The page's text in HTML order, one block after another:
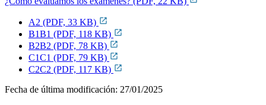
A2 (PDF, 33 KB)
B1B1 (PDF, 118 KB)
B2B2 (PDF, 78 KB)
C1C1 (PDF, 79 KB)
C2C2 (PDF, 117 KB)
Fecha de última modificación: 27/01/2025